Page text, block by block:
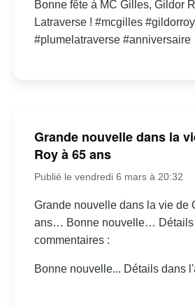
Bonne fête à MC Gilles, Gildor
Latraverse ! #mcgilles
#plumelatraverse #anniversaire
Grande nouvelle dans la
Roy à 65 ans
Publié le vendredi 6 mars à 20:32
Grande nouvelle dans la vie de
ans… Bonne nouvelle… Détails
commentaires :
Bonne nouvelle... Détails dans